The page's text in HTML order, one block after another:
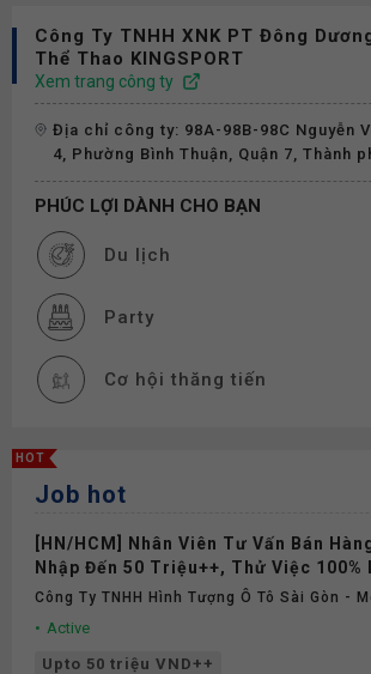
Công Ty TNHH XNK PT Đông
Thể Thao KINGSPORT
Xem trang công ty
Địa chỉ công ty: 98A-98B-98C Nguyễn
4, Phường Bình Thuận, Quận 7, Thành
PHÚC LỢI DÀNH CHO BẠN
Du lịch
Party
Cơ hội thăng tiến
Thiết bị làm việc
Thưởng
HOT
Job hot
[HN/HCM] Nhân Viên Tư Vấn Bán
Nhập Đến 50 Triệu++, Thử Việc 100%
Công Ty TNHH Hình Tượng Ô Tô Sài Gòn -
Active
Upto 50 triệu VND++